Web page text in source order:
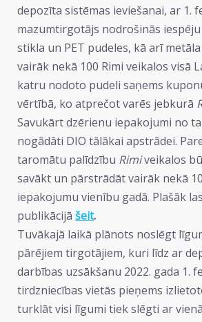
depozīta sistēmas ieviešanai, ar 1.
mazumtirgotājs nodrošinās
stikla un PET pudeles, kā arī
vairāk nekā 100 Rimi veikalos visā
katru nodoto pudeli saņems
vērtībā, ko atprečot varēs jebkurā
Savukārt dzērienu iepakojumi no
nogādāti DIO tālākai apstrādei.
taromātu palīdzību Rimiveikalos
savākt un pārstrādāt vairāk nekā
iepakojumu vienību gadā. Plašāk
publikācijā šeit.
Tuvākajā laikā plānots noslēgt
pārējiem tirgotājiem, kuri līdz ar
darbības uzsākšanu 2022. gada 1.
tirdzniecības vietās pieņems
turklāt visi līgumi tiek slēgti ar